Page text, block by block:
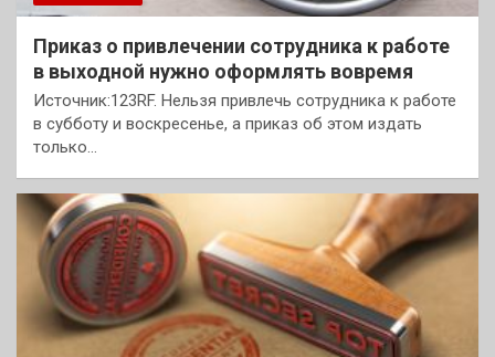
Приказ о привлечении сотрудника к работе
в выходной нужно оформлять вовремя
Источник:123RF. Нельзя привлечь сотрудника к работе
в субботу и воскресенье, а приказ об этом издать
только…